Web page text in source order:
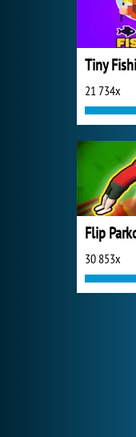
Tiny
21 734x
Flip
30 853x